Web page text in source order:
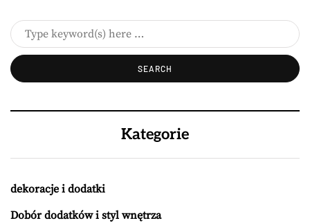
Kategorie
dekoracje i dodatki
Dobór dodatków i styl wnętrza